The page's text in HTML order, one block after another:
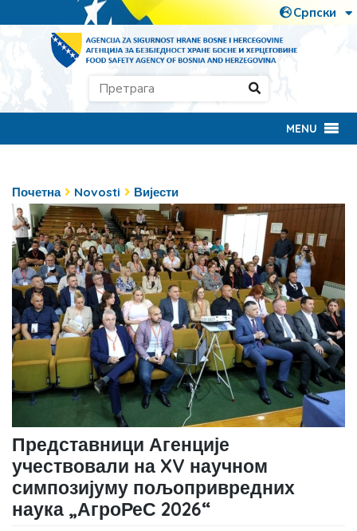
MENU
Почетна Novosti Вијести
Представници Агенције
учествовали на XV научном
симпозијуму пољопривредних
наука „АгроРеС 2026“